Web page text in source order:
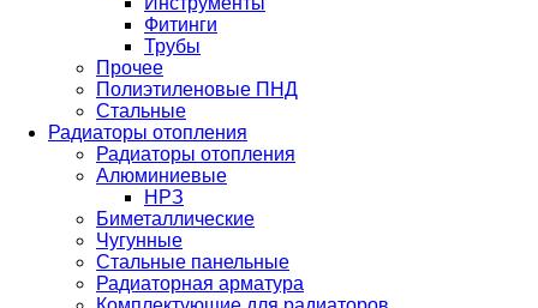
Фитинги
Трубы
Прочее
Полиэтиленовые ПНД
Стальные
Радиаторы отопления
Радиаторы отопления
Алюминиевые
НРЗ
Биметаллические
Чугунные
Стальные панельные
Радиаторная арматура